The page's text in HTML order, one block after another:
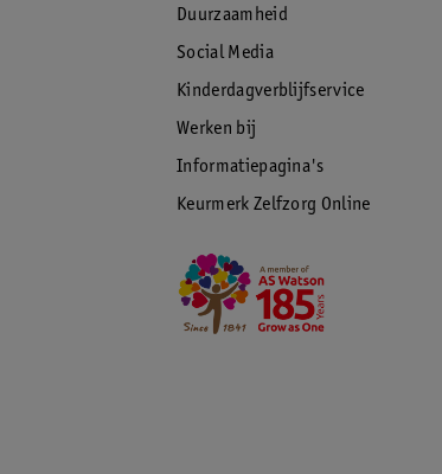
Duurzaamheid
Social Media
Kinderdagverblijfservice
Werken bij
Informatiepagina's
Keurmerk Zelfzorg Online